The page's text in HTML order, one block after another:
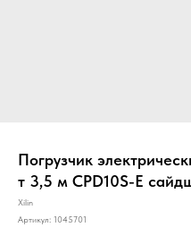
Погрузчик
т 3,5 м CPD10S-E
Xilin
Артикул: 1045701